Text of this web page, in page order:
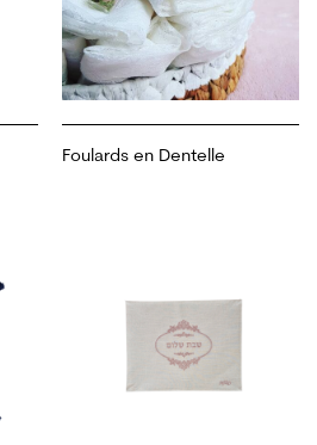
Foulards en Dentelle